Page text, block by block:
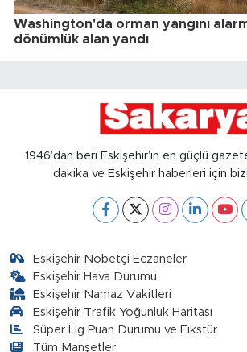
Washington'da orman yangını
dönümlük alan yandı
1946’dan beri Eskişehir’in en güçlü
dakika ve Eskişehir haberleri için
Eskişehir Nöbetçi Eczaneler
Eskişehir Hava Durumu
Eskişehir Namaz Vakitleri
Eskişehir Trafik Yoğunluk Haritası
Süper Lig Puan Durumu ve Fikstür
Tüm Manşetler